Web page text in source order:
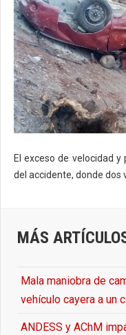
El exceso de velocidad
del accidente, donde dos
MÁS
Mala maniobra de
vehículo cayera a un
ANDESS y AChM